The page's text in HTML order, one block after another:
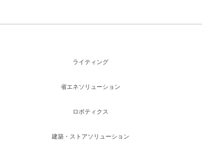
ライティング
省エネソリューション
ロボティクス
建築・ストアソリューション